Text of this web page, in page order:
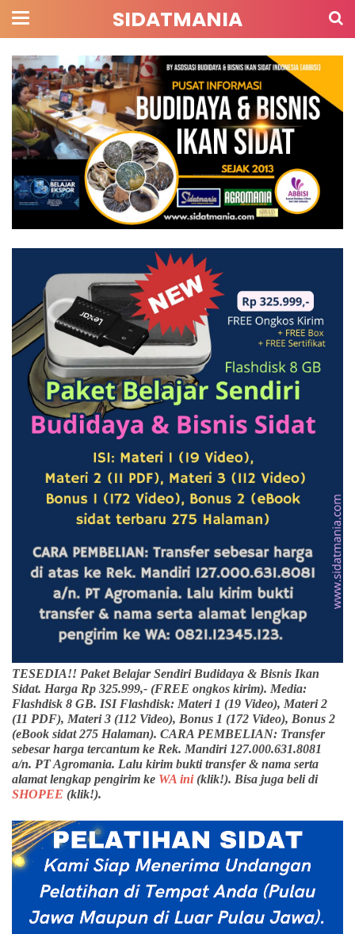
SIDATMANIA
TESEDIA!! Paket Belajar Sendiri Budidaya & Bisnis Ikan
Sidat. Harga Rp 325.999,- (FREE ongkos kirim). Media:
Flashdisk 8 GB. ISI Flashdisk: Materi 1 (19 Video), Materi 2
(11 PDF), Materi 3 (112 Video), Bonus 1 (172 Video), Bonus 2
(eBook sidat 275 Halaman). CARA PEMBELIAN: Transfer
sebesar harga tercantum ke Rek. Mandiri 127.000.631.8081
a/n. PT Agromania. Lalu kirim bukti transfer & nama serta
alamat lengkap pengirim ke WA ini(klik!). Bisa juga beli di
SHOPEE (klik!).